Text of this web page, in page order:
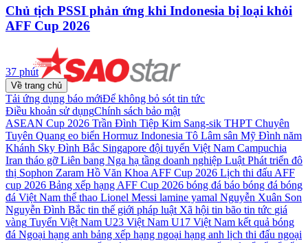
Chủ tịch PSSI phản ứng khi Indonesia bị loại khỏi
AFF Cup 2026
37 phút
Về trang chủ
Tải ứng dụng báo mớiĐể không bỏ sót tin tức
Điều khoản sử dụngChính sách bảo mật
ASEAN Cup 2026 Trần Đình Tiệp Kim Sang-sik THPT Chuyên
Tuyên Quang eo biển Hormuz Indonesia Tô Lâm sân Mỹ Đình năm
Khánh Sky Đình Bắc Singapore đội tuyển Việt Nam Campuchia
Iran tháo gỡ Liên bang Nga hạ tầng doanh nghiệp Luật Phát triển đô
thị Sophon Zaram Hồ Văn Khoa AFF Cup 2026 Lịch thi đấu AFF
cup 2026 Bảng xếp hạng AFF Cup 2026 bóng đá báo bóng đá bóng
đá Việt Nam thể thao Lionel Messi lamine yamal Nguyễn Xuân Son
Nguyễn Đình Bắc tin thế giới pháp luật Xã hội tin bão tin tức giá
vàng Tuyển Việt Nam U23 Việt Nam U17 Việt Nam kết quả bóng
đá Ngoại hạng anh bảng xếp hạng ngoại hạng anh lịch thi đấu ngoại